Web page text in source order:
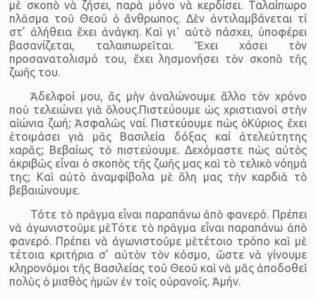
μὲ σκοπὸ νὰ ζήσει, παρὰ μόνο νὰ κερδίσει. Ταλαίπωρο
πλᾶσμα τοῦ Θεοῦ ὁ ἄνθρωπος. Δὲν ἀντιλαμβάνεται τί
στ’ ἀλήθεια ἔχει ἀνάγκη. Καὶ γι᾽ αὐτὸ πάσχει, ὑποφέρει
βασανίζεται, ταλαιπωρεῖται. Ἔχει χάσει τὸν
προσανατολισμό του, ἔχει λησμονήσει τὸν σκοπὸ τῆς
ζωῆς του.
Ἀδελφοί μου, ἄς μὴν ἀναλώνουμε ἄλλο τὸν χρόνο
ποὺ τελειώνει γιὰ ὅλους.Πιστεύουμε ὡς χριστιανοὶ στὴν
αἰώνια ζωή; Ἀσφαλῶς ναί. Πιστεύουμε πὼς ὁΚύριος ἔχει
ἑτοιμάσει γιὰ μᾶς Βασιλεία δόξας καί ἀτελεύτητης
χαρᾶς; Βεβαίως τὸ πιστεύουμε. Δεχόμαστε πὼς αὐτὸς
ἀκριβῶς εἶναι ὁ σκοπὸς τῆς ζωῆς μας καὶ τὸ τελικὸ νόημά
της; Καὶ αὐτὸ ἀναμφίβολα μὲ ὅλη μας τὴν καρδιὰ τὸ
βεβαιώνουμε.
Τότε τὸ πρᾶγμα εἶναι παραπάνω ἀπὸ φανερό. Πρέπει
νὰ ἀγωνιστοῦμε μὲΤότε τὸ πρᾶγμα εἶναι παραπάνω ἀπὸ
φανερό. Πρέπει νὰ ἀγωνιστοῦμε μὲτέτοιο τρόπο καὶ μὲ
τέτοια κριτήρια σ’ αὐτὸν τὸν κόσμο, ὥστε νὰ γίνουμε
κληρονόμοι τῆς Βασιλείας τοῦ Θεοῦ καὶ νὰ μᾶς ἀποδοθεῖ
πολὺς ὁ μισθὸς ἡμῶν ἐν τοῖς οὐρανοῖς. Ἀμήν.